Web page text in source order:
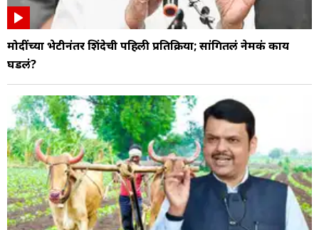
मोदींच्या भेटीनंतर शिंदेची पहिली प्रतिक्रिया; सांगितलं नेमकं काय
घडलं?